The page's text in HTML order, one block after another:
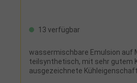
13 verfügbar
wassermischbare Emulsion auf
teilsynthetisch, mit sehr gutem
ausgezeichnete